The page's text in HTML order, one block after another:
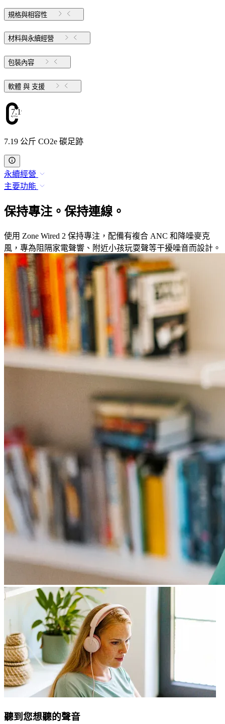
規格與相容性
材料與永續經營
包裝內容
軟體 與 支援
7.19
7.19 公斤 CO2e 碳足跡
永續經營
主要功能
保持專注。保持連線。
使用 Zone Wired 2 保持專注，配備有複合 ANC 和降噪麥克
風，專為阻隔家電聲響、附近小孩玩耍聲等干擾噪音而設計。
聽到您想聽的聲音